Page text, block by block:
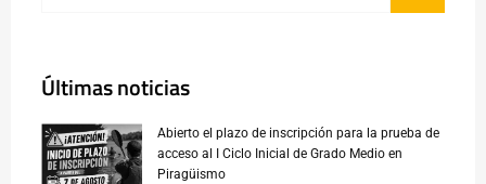
Últimas noticias
Abierto el plazo de inscripción para la prueba de
acceso al I Ciclo Inicial de Grado Medio en
Piragüismo